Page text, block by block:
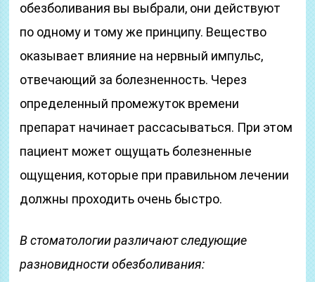
обезболивания вы выбрали, они действуют
по одному и тому же принципу. Вещество
оказывает влияние на нервный импульс,
отвечающий за болезненность. Через
определенный промежуток времени
препарат начинает рассасываться. При этом
пациент может ощущать болезненные
ощущения, которые при правильном лечении
должны проходить очень быстро.
В стоматологии различают следующие
разновидности обезболивания: